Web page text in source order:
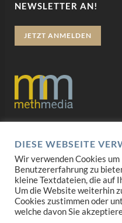
NEWSLETTER AN!
JETZT ANMELDEN
Impressum
AGB
Mediadaten
DIESE WEBSEITE
Wir verwenden Cookies
Benutzererfahrung zu
kleine Textdateien, die auf
Um die Website weiterhin
Cookies zustimmen oder
welche davon Sie